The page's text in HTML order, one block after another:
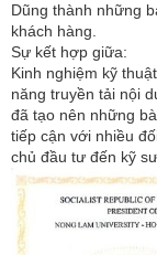
Dũng thành những
khách hàng.
Sự kết hợp giữa:
Kinh nghiệm kỹ
năng truyền tải nội
đã tạo nên những
tiếp cận với nhiều
chủ đầu tư đến kỹ